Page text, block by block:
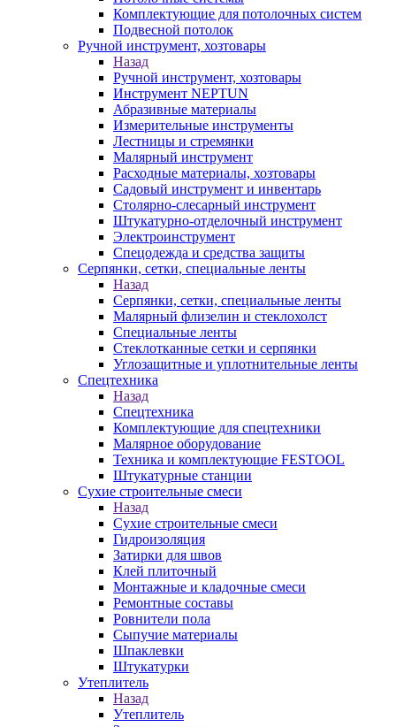
Комплектующие для потолочных систем
Подвесной потолок
Ручной инструмент, хозтовары
Назад
Ручной инструмент, хозтовары
Инструмент NEPTUN
Абразивные материалы
Измерительные инструменты
Лестницы и стремянки
Малярный инструмент
Расходные материалы, хозтовары
Садовый инструмент и инвентарь
Столярно-слесарный инструмент
Штукатурно-отделочный инструмент
Электроинструмент
Спецодежда и средства защиты
Серпянки, сетки, специальные ленты
Назад
Серпянки, сетки, специальные ленты
Малярный флизелин и стеклохолст
Специальные ленты
Стеклотканные сетки и серпянки
Углозащитные и уплотнительные ленты
Спецтехника
Назад
Спецтехника
Комплектующие для спецтехники
Малярное оборудование
Техника и комплектующие FESTOOL
Штукатурные станции
Сухие строительные смеси
Назад
Сухие строительные смеси
Гидроизоляция
Затирки для швов
Клей плиточный
Монтажные и кладочные смеси
Ремонтные составы
Ровнители пола
Сыпучие материалы
Шпаклевки
Штукатурки
Утеплитель
Назад
Утеплитель